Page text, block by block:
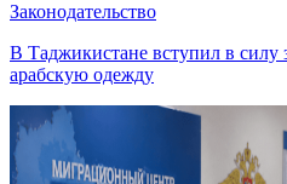
Законодательство
В Таджикистане вступил в
арабскую одежду